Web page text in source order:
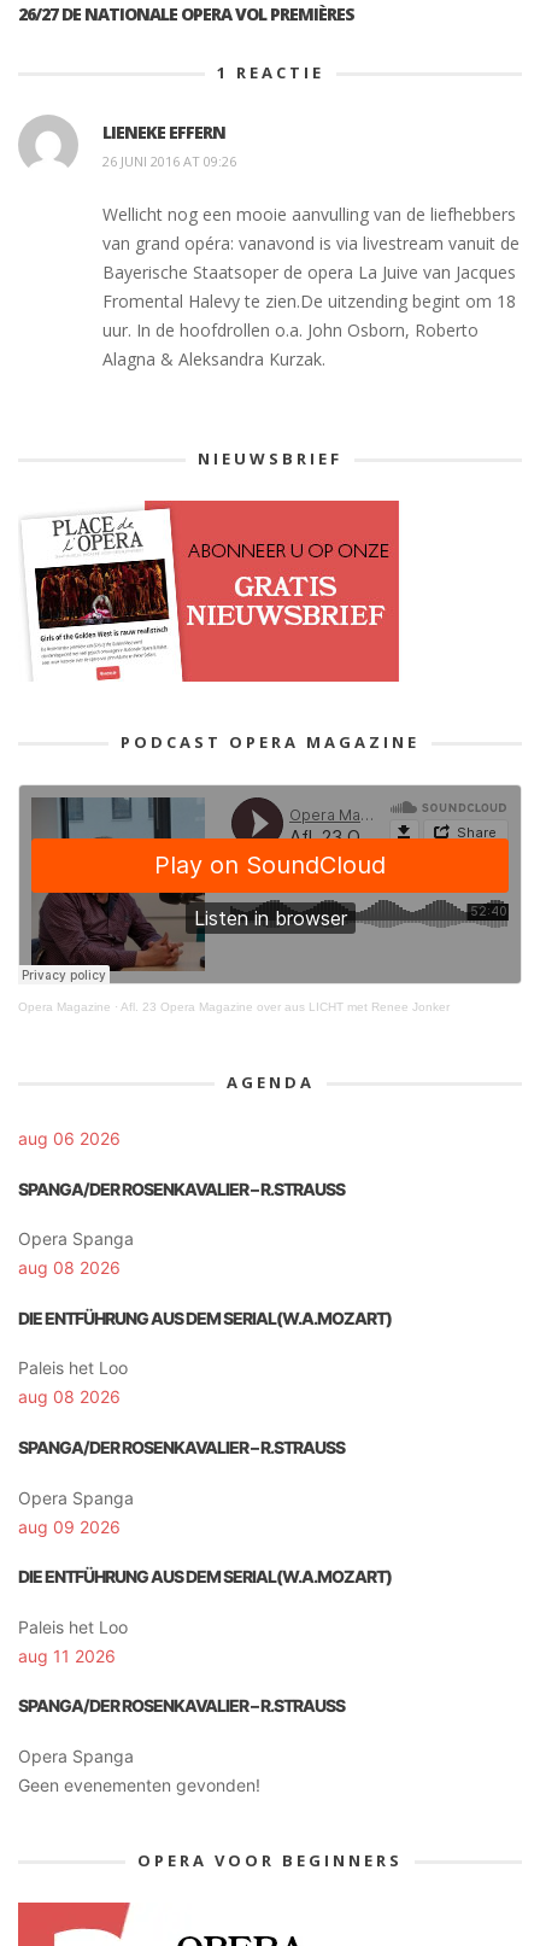
26/27 DE NATIONALE OPERA VOL PREMIÈRES
1 REACTIE
LIENEKE EFFERN
26 JUNI 2016 AT 09:26
Wellicht nog een mooie aanvulling van de liefhebbers
van grand opéra: vanavond is via livestream vanuit de
Bayerische Staatsoper de opera La Juive van Jacques
Fromental Halevy te zien.De uitzending begint om 18
uur. In de hoofdrollen o.a. John Osborn, Roberto
Alagna & Aleksandra Kurzak.
NIEUWSBRIEF
PODCAST OPERA MAGAZINE
Opera Magazine · Afl. 23 Opera Magazine over aus LICHT met Renee Jonker
AGENDA
aug 06 2026
SPANGA/DER ROSENKAVALIER – R.STRAUSS
Opera Spanga
aug 08 2026
DIE ENTFÜHRUNG AUS DEM SERIAL(W.A.MOZART)
Paleis het Loo
aug 08 2026
SPANGA/DER ROSENKAVALIER – R.STRAUSS
Opera Spanga
aug 09 2026
DIE ENTFÜHRUNG AUS DEM SERIAL(W.A.MOZART)
Paleis het Loo
aug 11 2026
SPANGA/DER ROSENKAVALIER – R.STRAUSS
Opera Spanga
Geen evenementen gevonden!
OPERA VOOR BEGINNERS